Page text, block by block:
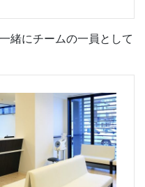
緒にチームの一員として